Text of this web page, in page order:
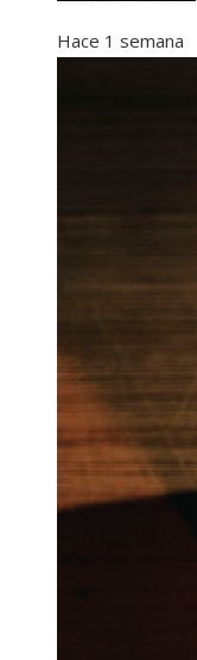
Hace 1 semana